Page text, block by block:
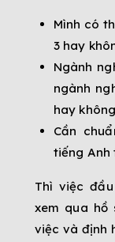
Mình có
3 hay
Ngành
ngành
hay
Cần
tiếng Anh
Thì việc
xem qua hồ
việc và định